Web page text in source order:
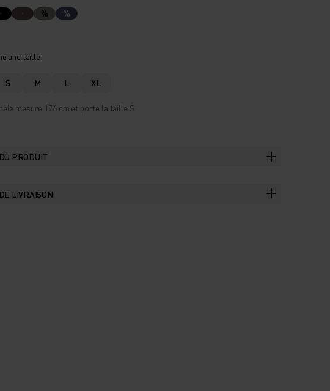
% %
une taille
S M L XL
mesure 176 cm et porte la taille S.
PRODUIT
LIVRAISON